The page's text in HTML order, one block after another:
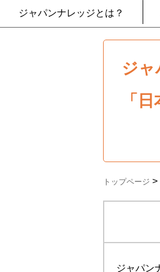
ジャパンナレッジとは？
ジャ
「
トップページ >
ジャパン